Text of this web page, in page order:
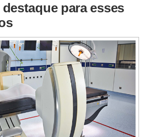
para esses